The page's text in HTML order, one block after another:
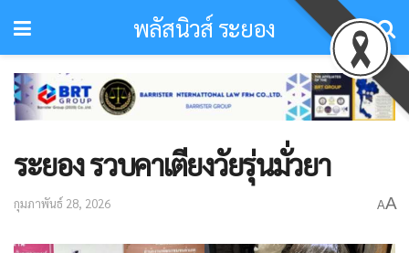
พลัสนิวส์ ระยอง
ระยอง รวบคาเตียงวัยรุ่นมั่วยา
กุมภาพันธ์ 28, 2026 AA